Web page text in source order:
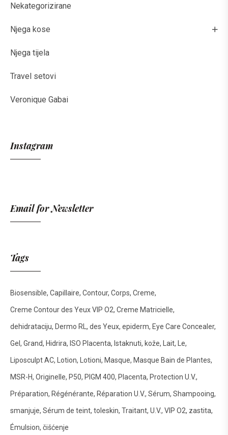
Nekategorizirane
Njega kose
Njega tijela
Travel setovi
Veronique Gabai
Instagram
Email for Newsletter
Tags
Biosensible Capillaire Contour Corps Creme
Creme Contour des Yeux VIP O2 Creme Matricielle
dehidrataciju Dermo RL des Yeux epiderm Eye Care Concealer
Gel Grand Hidrira ISO Placenta Istaknuti kože Lait Le
Liposculpt AC Lotion Lotioni Masque Masque Bain de Plantes
MSR-H Originelle P50 PIGM 400 Placenta Protection U.V.
Préparation Régénérante Réparation U.V. Sérum Shampooing
smanjuje Sérum de teint toleskin Traitant U.V. VIP O2 zastita
Émulsion čišćenje